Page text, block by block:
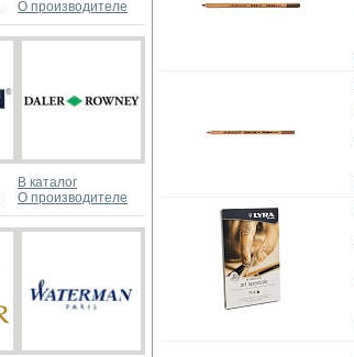
О производителе
В каталог
О производителе